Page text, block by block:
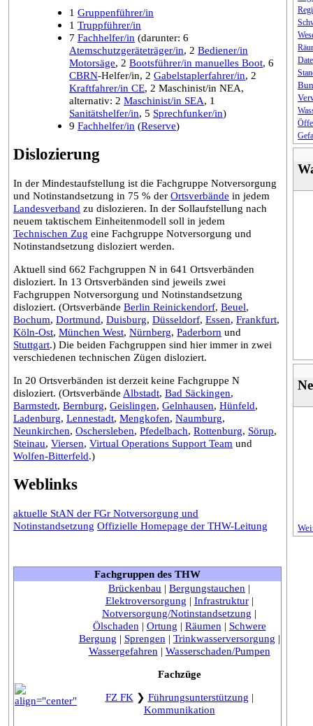
1Gruppenführer/in
1Truppführer/in
7Fachhelfer/in (darunter: 6
Atemschutzgeräteträger/in, 2Bediener/in
Motorsäge, 2Bootsführer/in manuelles Boot, 6
CBRN-Helfer/in, 2Gabelstaplerfahrer/in, 2
Kraftfahrer/in CE, 2 Maschinist/in NEA,
alternativ: 2Maschinist/in SEA, 1
Sanitätshelfer/in, 5 Sprechfunker/in)
9Fachhelfer/in (Reserve)
Dislozierung
In der Mindestaufstellung ist die Fachgruppe Notversorgung
und Notinstandsetzung in 75 % derOrtsverbände in jedem
Landesverband zu dislozieren. In der Sollaufstellung nach
neuem taktischem Einheitenmodell soll in jedem
Technischen Zug eine Fachgruppe Notversorgung und
Notinstandsetzung disloziert werden.
Aktuell sind 662 Fachgruppen N in 641 Ortsverbänden
disloziert. In 13 Ortsverbänden sind jeweils zwei
Fachgruppen Notversorgung und Notinstandsetzung
disloziert. (OrtsverbändeBerlin Reinickendorf,Beuel,
Bochum,Dortmund,Duisburg,Düsseldorf,Essen,Frankfurt,
Köln-Ost,München West,Nürnberg,Paderborn und
Stuttgart.) Die beiden Fachgruppen sind hier immer in zwei
verschiedenen technischen Zügen disloziert.
In 20 Ortsverbänden ist derzeit keine Fachgruppe N
disloziert. (Ortsverbände Albstadt,Bad Säckingen,
Barmstedt,Bernburg,Geislingen,Gelnhausen,Hünfeld,
Ladenburg,Lennestadt,Mengkofen,Naumburg,
Neunkirchen,Oschersleben,Pfedelbach,Rottenburg, Sörup,
Steinau,Viersen,Virtual Operations Support Team und
Wolfen-Bitterfeld.)
Weblinks
aktuelle StAN der FGr Notversorgung und
Notinstandsetzung Offizielle Homepage der THW-Leitung
Fachgruppen des THW
Brückenbau |Bergungstauchen |
Elektroversorgung | Infrastruktur|
Notversorgung/Notinstandsetzung |
Ölschaden | Ortung | Räumen | Schwere
Bergung | Sprengen | Trinkwasserversorgung |
Wassergefahren | Wasserschaden/Pumpen
Fachzüge
FZ FK ❯ Führungsunterstützung |
Kommunikation